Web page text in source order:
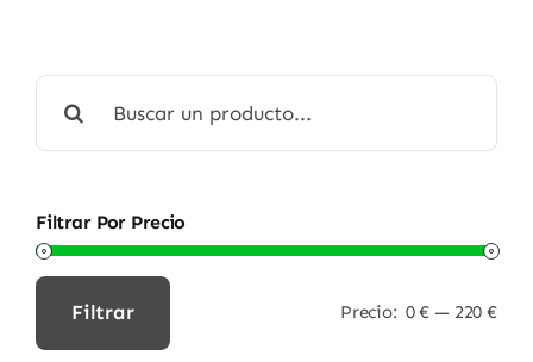
Filtrar Por Precio
Filtrar Precio: 0 € — 220 €